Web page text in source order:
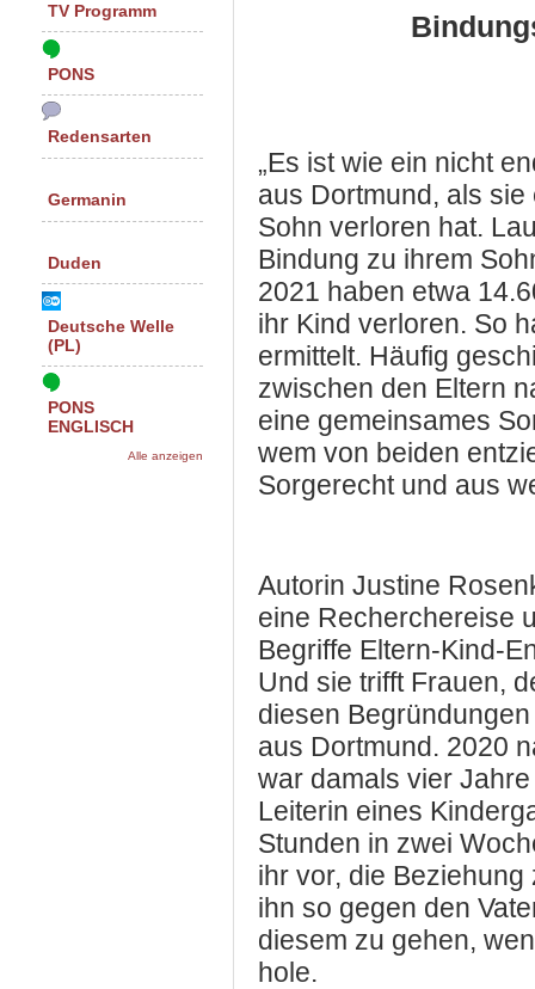
„Es ist wie ein nicht
aus Dortmund, als
Sohn verloren hat.
Bindung zu ihrem
2021 haben etwa
ihr Kind verloren. So
ermittelt. Häufig
zwischen den Eltern
eine gemeinsames
wem von beiden
Sorgerecht und aus
Autorin Justine
eine Recherchereise
Begriffe Eltern-Kind-
Und sie trifft Frauen,
diesen
aus Dortmund. 2020
war damals vier
Leiterin eines
Stunden in zwei
ihr vor, die
ihn so gegen den
diesem zu gehen,
hole.
TV Programm
PONS
Redensarten
Germanin
Duden
Deutsche Welle
(PL)
PONS
ENGLISCH
Alle anzeigen